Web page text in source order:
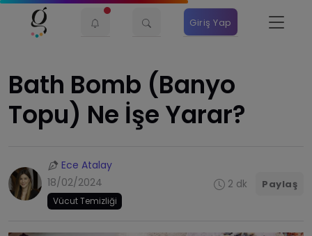
Giriş Yap
Bath Bomb (Banyo
Topu) Ne İşe Yarar?
Ece Atalay
18/02/2024
Vücut Temizliği
2 dk Paylaş